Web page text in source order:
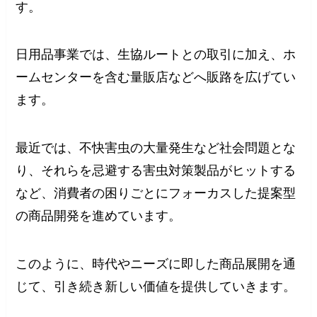
す。
日用品事業では、生協ルートとの取引に加え、ホ
ームセンターを含む量販店などへ販路を広げてい
ます。
最近では、不快害虫の大量発生など社会問題とな
り、それらを忌避する害虫対策製品がヒットする
など、消費者の困りごとにフォーカスした提案型
の商品開発を進めています。
このように、時代やニーズに即した商品展開を通
じて、引き続き新しい価値を提供していきます。